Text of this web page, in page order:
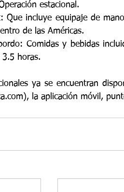
estacional.
Que incluye equipaje de
de las Américas.
Comidas y bebidas
3.5 horas.
ya se encuentran
la aplicación móvil,